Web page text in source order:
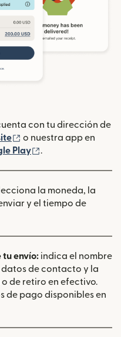
con tu dirección de
(se abre en una
o nuestra app en
una ventana nueva)
Play .
la moneda, la
y el tiempo de
tu envío: indica el nombre
de contacto y la
de retiro en efectivo.
de pago disponibles en